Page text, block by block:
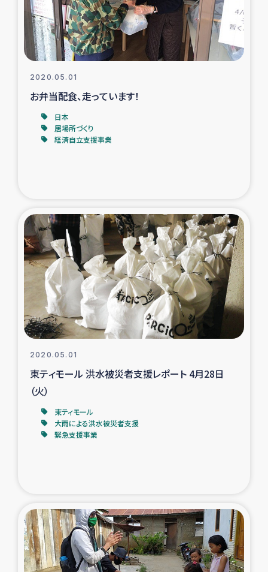
復興支援事業
民際教育事業
ガザ人道支援
令和6年能登半島地震 緊急支援
タイ国境ミャンマー移民子ども支援
漁民によるマングローブ植林活動
レバノンでのシリア難民への食糧・越冬支援
レバノンにおける緊急支援
レバノンでのシリア難民への教育支援事業
レバノンでのシリア難民・レバノン人への農業支援
海外ルーツの市民との共生
復興応援隊の活動
仮設住宅生活支援・農業復興支援
2020.05.01
お弁当配食、走っています！
日本
居場所づくり
経済自立支援事業
2020.05.01
東ティモール 洪水被災者支援レポート 4月28日
（火）
東ティモール
大雨による洪水被災者支援
緊急支援事業